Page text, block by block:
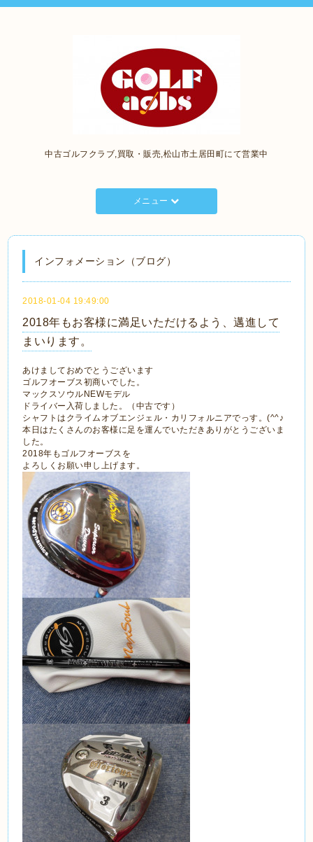
中古ゴルフクラブ,買取・販売,松山市土居田町にて営業中
メニュー
インフォメーション（ブログ）
2018-01-04 19:49:00
2018年もお客様に満足いただけるよう、邁進して
まいります。
あけましておめでとうございます
ゴルフオーブス初商いでした。
マックスソウルNEWモデル
ドライバー入荷しました。（中古です）
シャフトはクライムオブエンジェル・カリフォルニアでっす。(^^♪
本日はたくさんのお客様に足を運んでいただきありがとうございま
した。
2018年もゴルフオーブスを
よろしくお願い申し上げます。